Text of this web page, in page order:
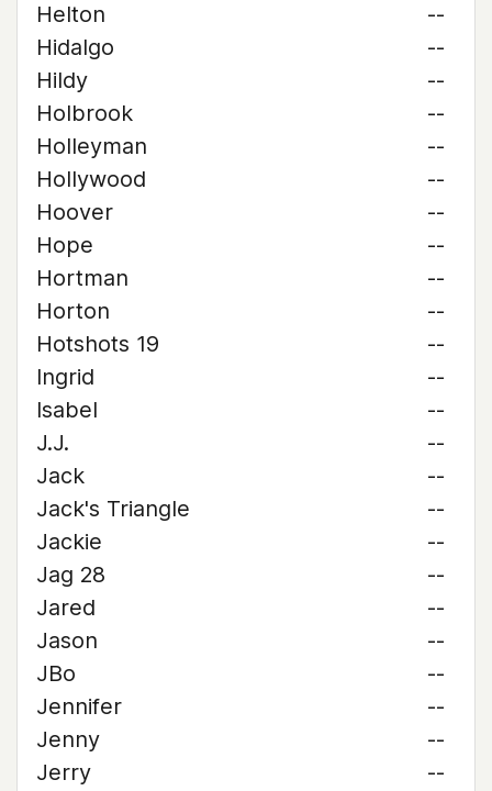
Helton
--
Hidalgo
--
Hildy
--
Holbrook
--
Holleyman
--
Hollywood
--
Hoover
--
Hope
--
Hortman
--
Horton
--
Hotshots 19
--
Ingrid
--
Isabel
--
J.J.
--
Jack
--
Jack's Triangle
--
Jackie
--
Jag 28
--
Jared
--
Jason
--
JBo
--
Jennifer
--
Jenny
--
Jerry
--